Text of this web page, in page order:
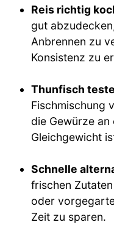
Reis richtig
gut
Anbrennen zu
Konsistenz zu
Thunfisch
Fischmischung
die Gewürze an
Gleichgewicht
Schnelle
frischen
oder
Zeit zu sparen.